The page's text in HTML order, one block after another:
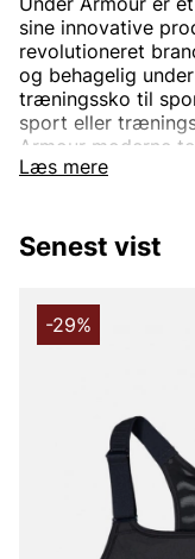
Læs mere
sine innovative
revolutioneret
og behagelig
træningssko til
sport eller
Armour moderne
fitnesscentret,
Senest vist
-29%